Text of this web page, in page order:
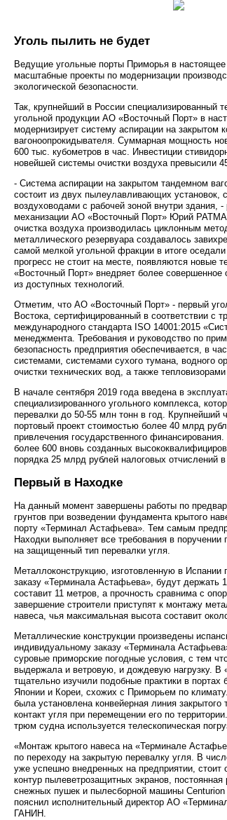
Уголь пылить не будет
Ведущие угольные порты Приморья в
масштабные проекты по модернизации
экологической безопасности.
Так, крупнейший в России специализированный
угольной продукции АО «Восточный Порт» в
модернизирует систему аспирации на закрытом
вагоноопрокидывателя. Суммарная мощность
600 тыс. кубометров в час. Инвестиции
новейшей системы очистки воздуха превысили
- Система аспирации на закрытом тандемном
состоит из двух пылеулавливающих установок,
воздуховодами с рабочей зоной внутри здания,
механизации АО «Восточный Порт» Юрий
очистка воздуха производилась циклонным
металлического резервуара создавалось
самой мелкой угольной фракции в итоге
прогресс не стоит на месте, появляются новые
«Восточный Порт» внедряет более совершенное
из доступных технологий.
Отметим, что АО «Восточный Порт» - первый
Востока, сертифицированный в соответствии с
международного стандарта ISO 14001:2015
менеджмента. Требования и руководство по
безопасность предприятия обеспечивается, в
системами, системами сухого тумана, водного
очистки технических вод, а также
В начале сентября 2019 года введена в
специализированного угольного комплекса,
перевалки до 50-55 млн тонн в год. Крупнейший
портовый проект стоимостью более 40 млрд
привлечения государственного
более 600 вновь созданных
порядка 25 млрд рублей налоговых отчислений
Первый в Находке
На данный момент завершены работы по
грунтов при возведении фундамента крытого
порту «Терминал Астафьева». Тем самым
Находки выполняет все требования в
на защищенный тип перевалки угля.
Металлоконструкцию, изготовленную в Испании
заказу «Терминала Астафьева», будут держать
составит 11 метров, а прочность сравнима с
завершение строители приступят к монтажу
навеса, чья максимальная высота составит
Металлические конструкции произведены
индивидуальному заказу «Терминала
суровые приморские погодные условия, с тем
выдержала и ветровую, и дождевую нагрузку. В
тщательно изучили подобные практики в портах
Японии и Кореи, схожих с Приморьем по
была установлена конвейерная линия
контакт угля при перемещении его по
трюм судна используется телескопическая
«Монтаж крытого навеса на «Терминале
по переходу на закрытую перевалку угля. В
уже успешно внедренных на предприятии, стоит
контур пылеветрозащитных экранов, постоянная
снежных пушек и пылесборной машины Centurion
пояснил исполнительный директор АО
ГАНИН.